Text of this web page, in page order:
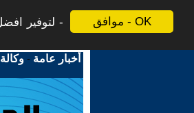
موافق - OK
لتوفير
أخبار عامة -